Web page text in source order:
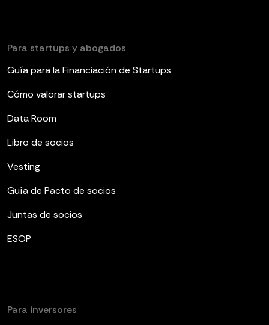
Para startups y abogados
Guía para la Financiación de Startups
Cómo valorar startups
Data Room
Libro de socios
Vesting
Guía de Pacto de socios
Juntas de socios
ESOP
Para inversores